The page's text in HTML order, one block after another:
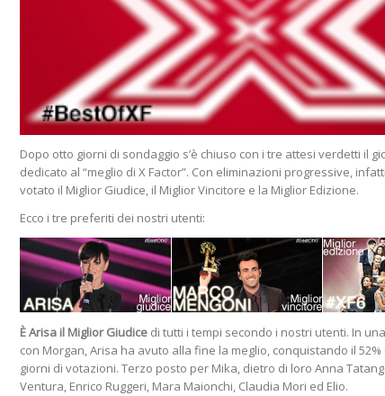
Dopo otto giorni di sondaggio s’è chiuso con i tre attesi verdetti il
dedicato al “meglio di X Factor”. Con eliminazioni progressive,
votato il Miglior Giudice, il Miglior Vincitore e la Miglior Edizione.
Ecco i tre preferiti dei nostri utenti:
È Arisa il Miglior Giudice di tutti i tempi secondo i nostri utenti. In
con Morgan, Arisa ha avuto alla fine la meglio, conquistando il
giorni di votazioni. Terzo posto per Mika, dietro di loro Anna
Ventura, Enrico Ruggeri, Mara Maionchi, Claudia Mori ed Elio.